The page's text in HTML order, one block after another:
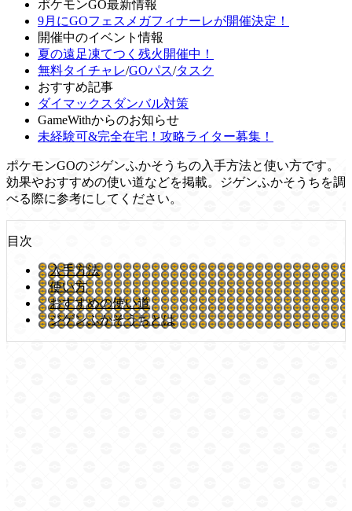
ポケモンGO最新情報
9月にGOフェスメガフィナーレが開催決定！
開催中のイベント情報
夏の遠足凍てつく残火開催中！
無料タイチャレ/GOパス/タスク
おすすめ記事
ダイマックスダンバル対策
GameWithからのお知らせ
未経験可&完全在宅！攻略ライター募集！
ポケモンGOのジゲンふかそうちの入手方法と使い方です。
効果やおすすめの使い道などを掲載。ジゲンふかそうちを調
べる際に参考にしてください。
目次
入手方法
使い方
おすすめの使い道
ジゲンふかそうちとは